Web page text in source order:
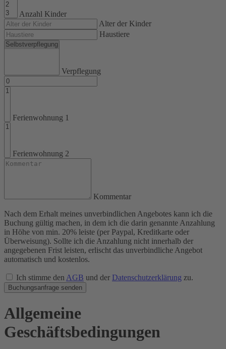
Anzahl Kinder
Alter der Kinder
Haustiere
Verpflegung
Ferienwohnung 1
Ferienwohnung 2
Kommentar
Nach dem Erhalt meines unverbindlichen Angebotes kann ich die
Buchung gültig machen, in dem ich die darin genannte Anzahlung
in Höhe von min. 20% leiste (per Paypal, Kreditkarte oder
Überweisung). Sollte ich die Anzahlung nicht innerhalb der
angegebenen Frist leisten, erlischt das unverbindliche Angebot
automatisch und kostenlos.
Ich stimme den AGB und der Datenschutzerklärung zu.
Buchungsanfrage senden
Allgemeine
Geschäftsbedingungen